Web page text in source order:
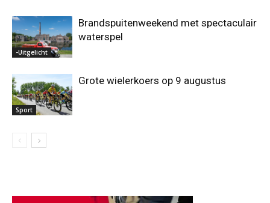
-Uitgelicht
Brandspuitenweekend met spectaculair
waterspel
Sport
Grote wielerkoers op 9 augustus